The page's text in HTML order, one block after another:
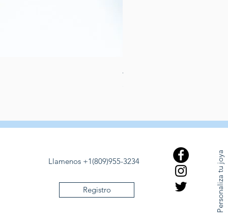
Aretes de perlas de rio
Personaliza tu joya
Llamenos +1(809)955-3234
Registro